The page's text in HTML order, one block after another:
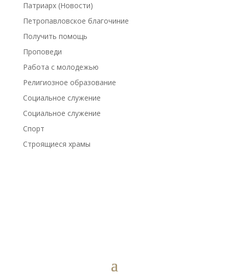
Патриарх (Новости)
Петропавловское благочиние
Получить помощь
Проповеди
Работа с молодежью
Религиозное образование
Социальное служение
Социальное служение
Спорт
Строящиеся храмы